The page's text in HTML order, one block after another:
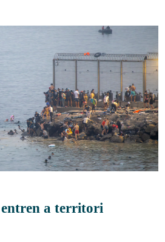
a territori